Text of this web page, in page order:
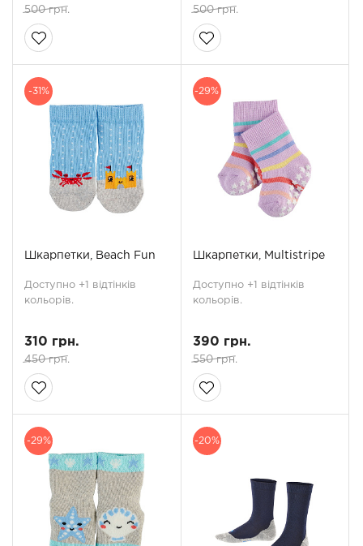
500 грн. 500 грн.
-31%
Шкарпетки, Beach Fun
Доступно +1 відтінків
кольорів.
310 грн.
450 грн.
-29%
Шкарпетки, Multistripe
Доступно +1 відтінків
кольорів.
390 грн.
550 грн.
-29% -20%